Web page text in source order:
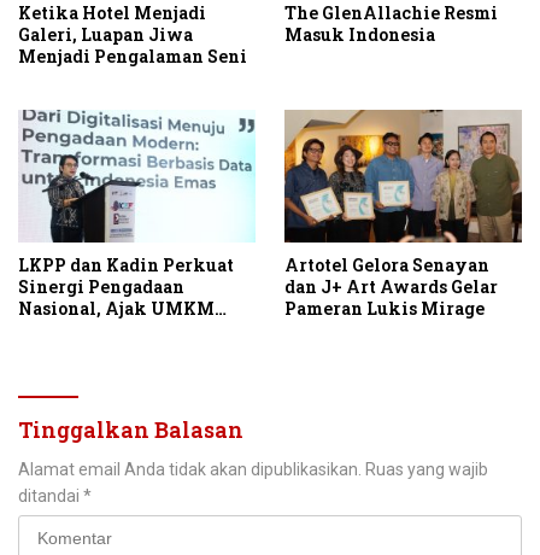
Ketika Hotel Menjadi
Galeri, Luapan Jiwa
Menjadi Pengalaman Seni
The GlenAllachie Resmi
Masuk Indonesia
LKPP dan Kadin Perkuat
Sinergi Pengadaan
Nasional, Ajak UMKM
Artotel Gelora Senayan
dan J+ Art Awards Gelar
Pameran Lukis Mirage
Tinggalkan Balasan
Alamat email Anda tidak akan dipublikasikan. Ruas yang wajib
ditandai *